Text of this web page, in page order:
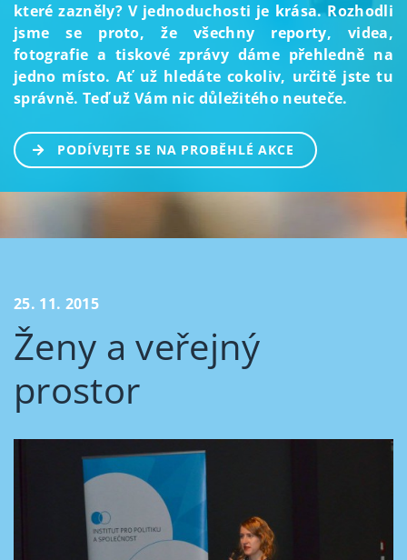
které zazněly? V jednoduchosti je krása. Rozhodli
jsme se proto, že všechny reporty, videa,
fotografie a tiskové zprávy dáme přehledně na
jedno místo. Ať už hledáte cokoliv, určitě jste tu
správně. Teď už Vám nic důležitého neuteče.
PODÍVEJTE SE NA PROBĚHLÉ AKCE
25. 11. 2015
Ženy a veřejný
prostor